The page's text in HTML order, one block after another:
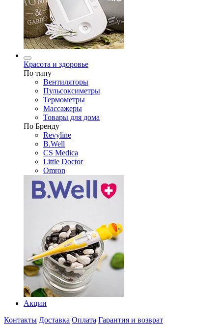
Красота и здоровье
По типу
Вентиляторы
Пульсоксиметры
Термометры
Массажеры
Товары для дома
По Бренду
Revyline
B.Well
CS Medica
Little Doctor
Omron
Акции
Контакты Доставка Оплата Гарантия и возврат